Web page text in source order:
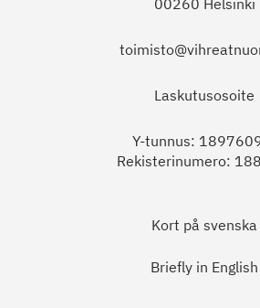
00260 Helsinki
Laskutusosoite
Y-tunnus:
Rekisterinumero:
Kort på svenska
Briefly in English